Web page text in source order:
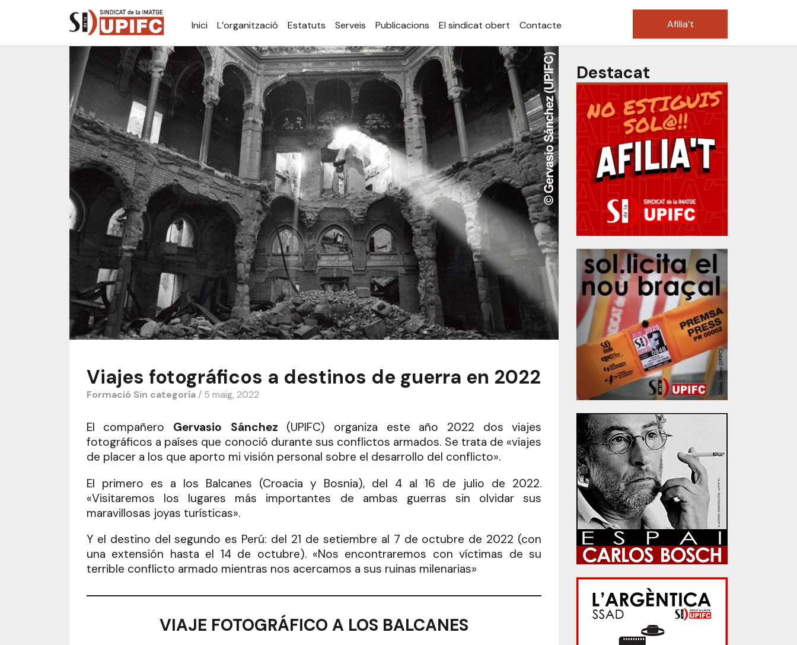
Inici L’organització Estatuts Serveis Publicacions El sindicat obert Contacte Afilia’t
Viajes fotográficos a destinos de guerra en 2022
Formació Sin categoría/ 5 maig, 2022
El compañero Gervasio Sánchez (UPIFC) organiza este año 2022 dos viajes
fotográficos a países que conoció durante sus conflictos armados. Se trata de «viajes
de placer a los que aporto mi visión personal sobre el desarrollo del conflicto».
El primero es a los Balcanes (Croacia y Bosnia), del 4 al 16 de julio de 2022.
«Visitaremos los lugares más importantes de ambas guerras sin olvidar sus
maravillosas joyas turísticas».
Y el destino del segundo es Perú: del 21 de setiembre al 7 de octubre de 2022 (con
una extensión hasta el 14 de octubre). «Nos encontraremos con víctimas de su
terrible conflicto armado mientras nos acercamos a sus ruinas milenarias»
VIAJE FOTOGRÁFICO A LOS BALCANES
Destacat